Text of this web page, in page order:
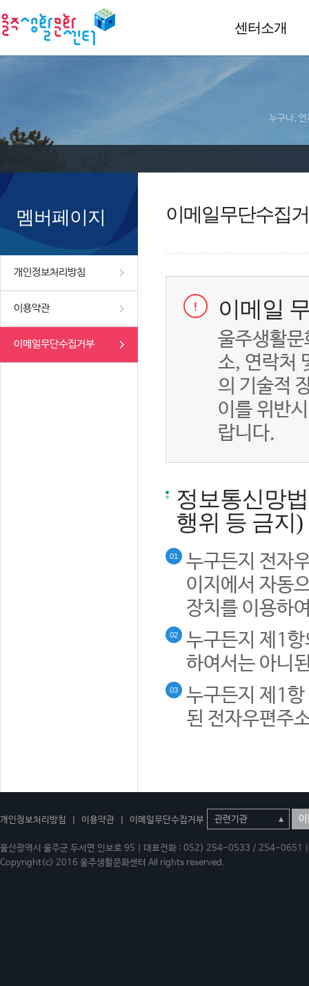
센터소개
누구나, 언
멤버페이지
개인정보처리방침
이용약관
이메일무단수집거부
이메일무단수집
이메일
울주생활
소, 연락처
의 기술적
이를 위반
랍니다.
정보통신망
행위 등 금지)
01
누구든지 전자
이지에서 자동
장치를 이용하
02
누구든지 제1
하여서는 아니
03
누구든지 제1
된 전자우편주
개인정보처리방침 이용약관 이메일무단수집거부 이
울산광역시 울주군 두서면 인보로 95 | 대표전화 : 052) 254-0533 / 254-
Copyright(c) 2016 울주생활문화센터 All rights reserved.